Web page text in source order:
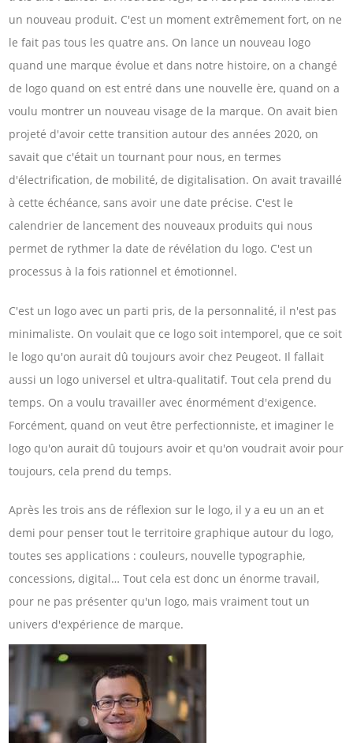
un nouveau produit. C'est un moment extrêmement fort, on ne
le fait pas tous les quatre ans. On lance un nouveau logo
quand une marque évolue et dans notre histoire, on a changé
de logo quand on est entré dans une nouvelle ère, quand on a
voulu montrer un nouveau visage de la marque. On avait bien
projeté d'avoir cette transition autour des années 2020, on
savait que c'était un tournant pour nous, en termes
d'électrification, de mobilité, de digitalisation. On avait travaillé
à cette échéance, sans avoir une date précise. C'est le
calendrier de lancement des nouveaux produits qui nous
permet de rythmer la date de révélation du logo. C'est un
processus à la fois rationnel et émotionnel.
C'est un logo avec un parti pris, de la personnalité, il n'est pas
minimaliste. On voulait que ce logo soit intemporel, que ce soit
le logo qu'on aurait dû toujours avoir chez Peugeot. Il fallait
aussi un logo universel et ultra-qualitatif. Tout cela prend du
temps. On a voulu travailler avec énormément d'exigence.
Forcément, quand on veut être perfectionniste, et imaginer le
logo qu'on aurait dû toujours avoir et qu'on voudrait avoir pour
toujours, cela prend du temps.
Après les trois ans de réflexion sur le logo, il y a eu un an et
demi pour penser tout le territoire graphique autour du logo,
toutes ses applications : couleurs, nouvelle typographie,
concessions, digital… Tout cela est donc un énorme travail,
pour ne pas présenter qu'un logo, mais vraiment tout un
univers d'expérience de marque.